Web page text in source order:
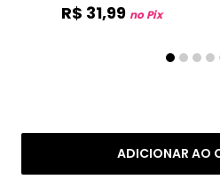
ADICIONAR AO
R$ 31,99 no Pix